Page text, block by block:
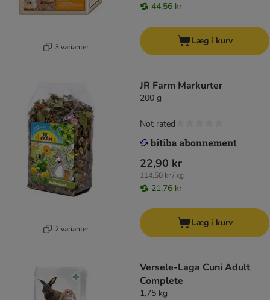
3 varianter
44,56 kr
Læg i kurv
2 varianter
JR Farm Markurter
200 g
22,90 kr
114,50 kr / kg
21,76 kr
Not rated
Læg i kurv
Versele-Laga Cuni Adult
Complete
1,75 kg